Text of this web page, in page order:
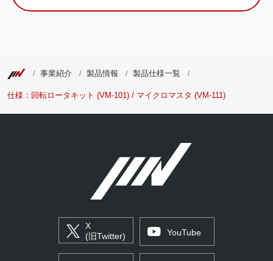
事業紹介 製品情報 製品仕様一覧
仕様：回転ロータキット (VM-101) / マイクロマスタ (VM-111)
X
(旧Twitter)
YouTube